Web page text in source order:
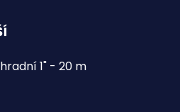
1" - 20 m